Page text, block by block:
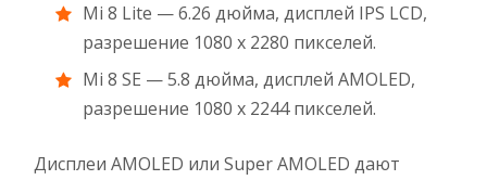
Mi 8 Lite — 6.26 дюйма, дисплей IPS LCD,
разрешение 1080 x 2280 пикселей.
Mi 8 SE — 5.8 дюйма, дисплей AMOLED,
разрешение 1080 x 2244 пикселей.
Дисплеи AMOLED или Super AMOLED дают